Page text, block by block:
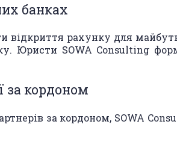
банках
відкриття рахунку для
Юристи SOWA Consulting
за кордоном
за кордоном, SOWA